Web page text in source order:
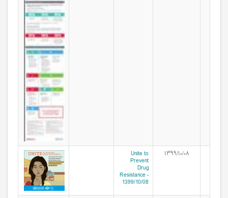
۱۳۹۹/۱۰/۰۸ Unite to
Prevent
Drug
Resistance -
1399/10/08